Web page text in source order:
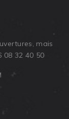
mais
08 32 40 50